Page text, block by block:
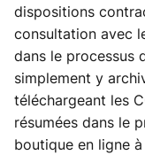
dispositions
consultation avec
dans le processus
simplement y
téléchargeant les
résumées dans le
boutique en ligne